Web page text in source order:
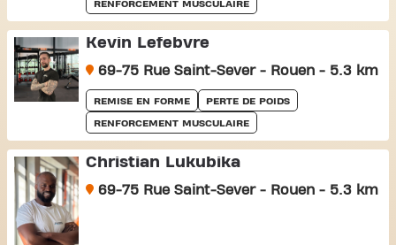
RENFORCEMENT MUSCULAIRE
Kevin Lefebvre
69-75 Rue Saint-Sever - Rouen - 5.3 km
REMISE EN FORME PERTE DE POIDS
RENFORCEMENT MUSCULAIRE
Christian Lukubika
69-75 Rue Saint-Sever - Rouen - 5.3 km